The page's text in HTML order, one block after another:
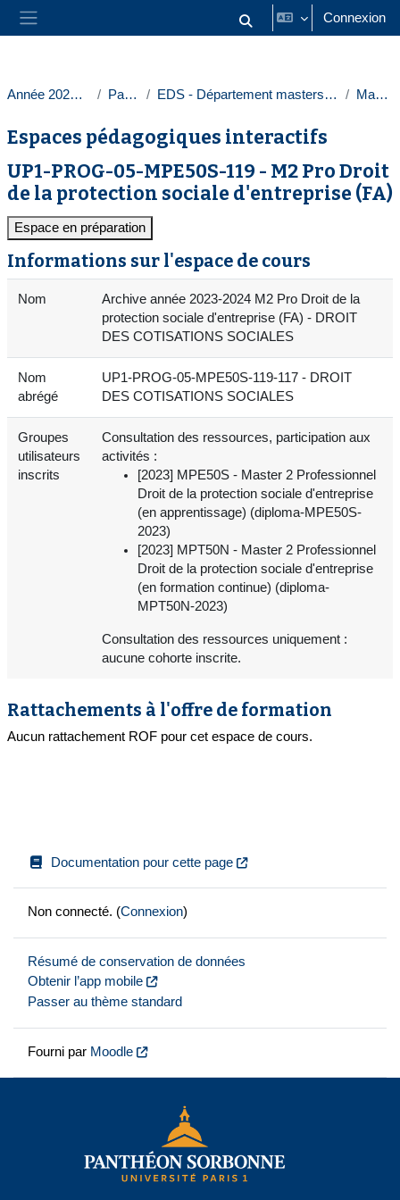
Passer au contenu principal
Panneau latéral Activer/désactiver la saisie
Connexion
Année 2023-2024 Paris 1 EDS - Département masters droit privé Masters
Espaces pédagogiques interactifs
UP1-PROG-05-MPE50S-119 - M2 Pro Droit
de la protection sociale d'entreprise (FA)
Espace en préparation
Informations sur l'espace de cours
Nom
Archive année 2023-2024 M2 Pro Droit de la
protection sociale d'entreprise (FA) - DROIT
DES COTISATIONS SOCIALES
Nom
abrégé
UP1-PROG-05-MPE50S-119-117 - DROIT
DES COTISATIONS SOCIALES
Groupes
utilisateurs
inscrits
Consultation des ressources, participation aux
activités :
[2023] MPE50S - Master 2 Professionnel
Droit de la protection sociale d'entreprise
(en apprentissage) (diploma-MPE50S-
2023)
[2023] MPT50N - Master 2 Professionnel
Droit de la protection sociale d'entreprise
(en formation continue) (diploma-
MPT50N-2023)
Consultation des ressources uniquement :
aucune cohorte inscrite.
Rattachements à l'offre de formation
Aucun rattachement ROF pour cet espace de cours.
Documentation pour cette page
Non connecté. (Connexion)
Résumé de conservation de données
Obtenir l’app mobile
Passer au thème standard
Fourni par Moodle